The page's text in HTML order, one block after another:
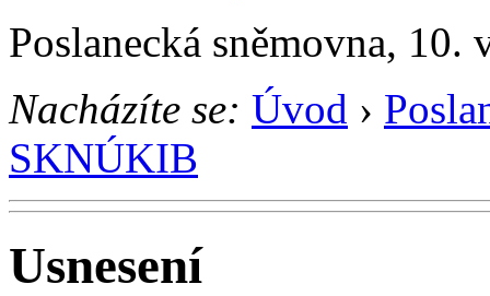
Poslanecká sněmovna,
Nacházíte se: Úvod ›
SKNÚKIB
Usnesení